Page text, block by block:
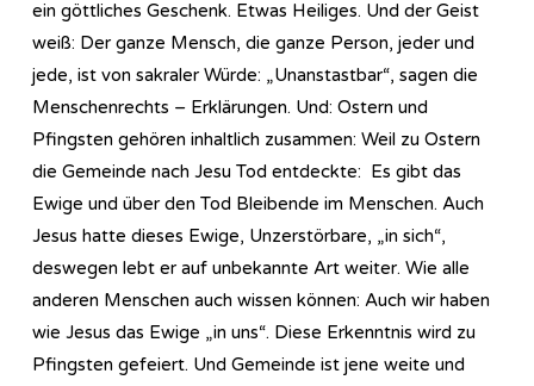
ein göttliches Geschenk. Etwas Heiliges. Und der Geist
weiß: Der ganze Mensch, die ganze Person, jeder und
jede, ist von sakraler Würde: „Unanstastbar“, sagen die
Menschenrechts – Erklärungen. Und: Ostern und
Pfingsten gehören inhaltlich zusammen: Weil zu Ostern
die Gemeinde nach Jesu Tod entdeckte: Es gibt das
Ewige und über den Tod Bleibende im Menschen. Auch
Jesus hatte dieses Ewige, Unzerstörbare, „in sich“,
deswegen lebt er auf unbekannte Art weiter. Wie alle
anderen Menschen auch wissen können: Auch wir haben
wie Jesus das Ewige „in uns“. Diese Erkenntnis wird zu
Pfingsten gefeiert. Und Gemeinde ist jene weite und